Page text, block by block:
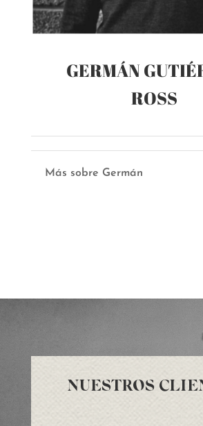
GERMÁN
ROSS
Más sobre Germán
NUESTROS